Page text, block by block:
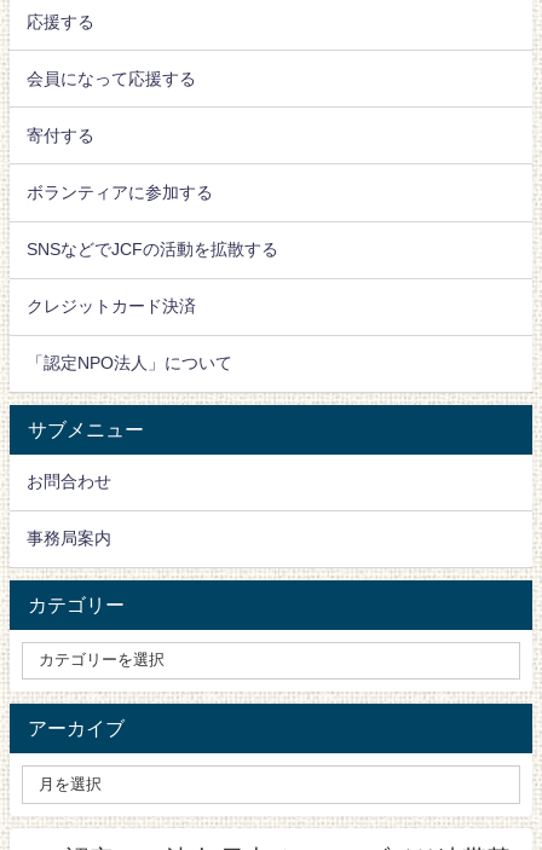
応援する
会員になって応援する
寄付する
ボランティアに参加する
SNSなどでJCFの活動を拡散する
クレジットカード決済
「認定NPO法人」について
サブメニュー
お問合わせ
事務局案内
カテゴリー
アーカイブ